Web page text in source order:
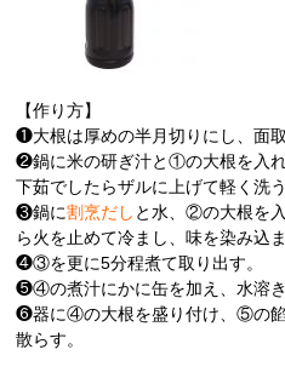
【作り方】
❶大根は厚めの半月切りにし、面取
❷鍋に米の研ぎ汁と①の大根を入
下茹でしたらザルに上げて軽く洗う
❸鍋に割烹だし と水、②の大根を
ら火を止めて冷まし、味を染み込ま
❹③を更に5分程煮て取り出す。
❺④の煮汁にかに缶を加え、水溶き
❻器に④の大根を盛り付け、⑤の餡
散らす。